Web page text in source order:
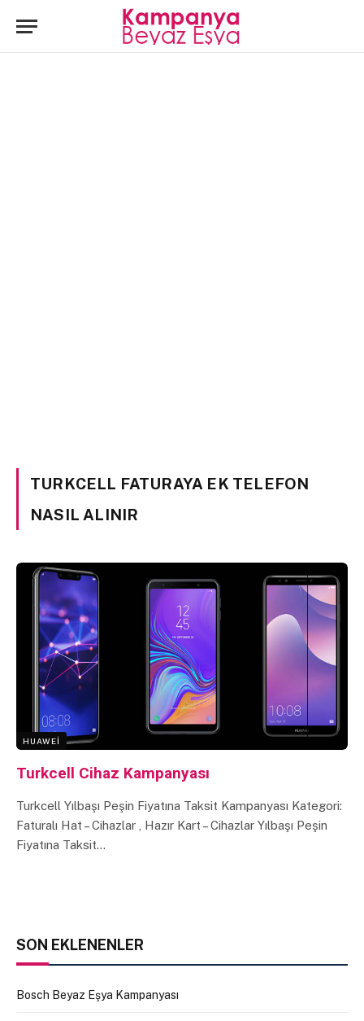
TURKCELL FATURAYA EK TELEFON
NASIL ALINIR
HUAWEI
Turkcell Cihaz Kampanyası
Turkcell Yılbaşı Peşin Fiyatına Taksit Kampanyası Kategori:
Faturalı Hat – Cihazlar , Hazır Kart – Cihazlar Yılbaşı Peşin
Fiyatına Taksit…
SON EKLENENLER
Bosch Beyaz Eşya Kampanyası